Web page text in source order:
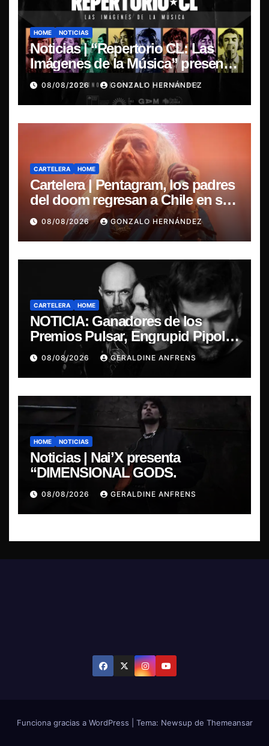
HOME NOTICIAS
Noticias | “Repertorio CL: Las
Imágenes de la Música” presenta
la esencia del nuevo sonido
nacional
08/08/2026 GONZALO HERNÁNDEZ
CARTELERA HOME
Cartelera | Pentagram, los padres
del doom regresan a Chile en su
última misa
08/08/2026 GONZALO HERNÁNDEZ
CARTELERA HOME
NOTICIA: Ganadores de los
Premios Pulsar, Engrupid Pipol
presentan show exclusivo.
08/08/2026 GERALDINE ANFRENS
HOME NOTICIAS
Noticias | Nai’X presenta
“DIMENSIONAL GODS.
08/08/2026 GERALDINE ANFRENS
Funciona gracias a WordPress Tema: Newsup de Themeansar